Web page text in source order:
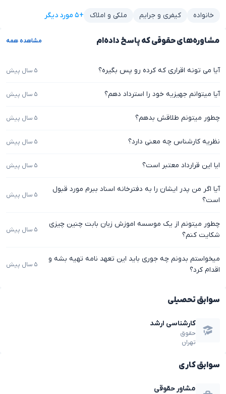
خانواده کیفری و جرایم ملکی و املاک +۵ مورد دیگر
مشاوره‌های حقوقی که پاسخ داده‌ام مشاهده همه
آیا می تونه اقراری که کرده رو پس بگیره؟ ۵ سال پیش
آیا میتوانم جهیزیه خود را استرداد دهم؟ ۵ سال پیش
چطور میتونم طلاقش بدهم؟ ۵ سال پیش
نظریه کارشناس چه معنی دارد؟ ۵ سال پیش
ایا این قرارداد معتبر است؟ ۵ سال پیش
آیا اگر من پدر ایشان را به دفترخانه اسناد ببرم مورد قبول
است؟
۵ سال پیش
چطور میتونم از یک موسسه اموزش زبان بابت چنین چیزی
شکایت کنم؟
۵ سال پیش
میخواستم بدونم چه جوری باید این تعهد نامه تهیه بشه و
اقدام کرد؟
۵ سال پیش
سوابق تحصیلی
کارشناسی ارشد
حقوق
تهران
سوابق کاری
مشاور حقوقی